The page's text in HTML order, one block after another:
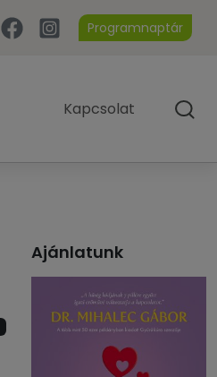
Programnaptár
Kapcsolat
Ajánlatunk